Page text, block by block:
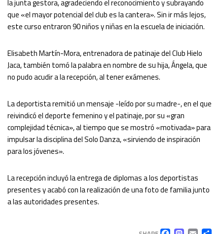
la junta gestora, agradeciendo el reconocimiento y subrayando
que «el mayor potencial del club es la cantera». Sin ir más lejos,
este curso entraron 90 niños y niñas en la escuela de iniciación.
Elisabeth Martín-Mora, entrenadora de patinaje del Club Hielo
Jaca, también tomó la palabra en nombre de su hija, Ángela, que
no pudo acudir a la recepción, al tener exámenes.
La deportista remitió un mensaje -leído por su madre-, en el que
reivindicó el deporte femenino y el patinaje, por su «gran
complejidad técnica», al tiempo que se mostró «motivada» para
impulsar la disciplina del Solo Danza, «sirviendo de inspiración
para los jóvenes».
La recepción incluyó la entrega de diplomas a los deportistas
presentes y acabó con la realización de una foto de familia junto
a las autoridades presentes.